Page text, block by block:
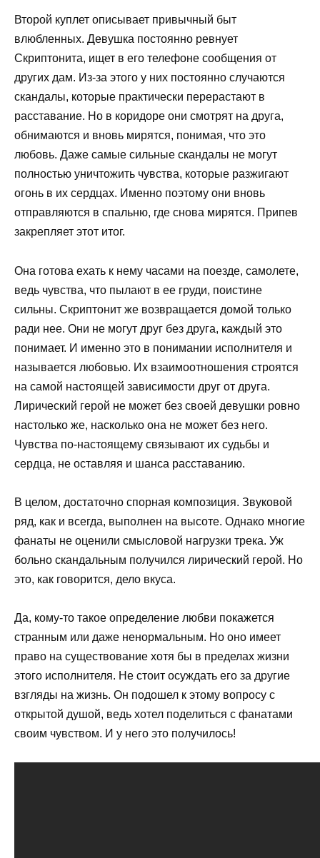
Второй куплет описывает привычный быт
влюбленных. Девушка постоянно ревнует
Скриптонита, ищет в его телефоне сообщения от
других дам. Из-за этого у них постоянно случаются
скандалы, которые практически перерастают в
расставание. Но в коридоре они смотрят на друга,
обнимаются и вновь мирятся, понимая, что это
любовь. Даже самые сильные скандалы не могут
полностью уничтожить чувства, которые разжигают
огонь в их сердцах. Именно поэтому они вновь
отправляются в спальню, где снова мирятся. Припев
закрепляет этот итог.
Она готова ехать к нему часами на поезде, самолете,
ведь чувства, что пылают в ее груди, поистине
сильны. Скриптонит же возвращается домой только
ради нее. Они не могут друг без друга, каждый это
понимает. И именно это в понимании исполнителя и
называется любовью. Их взаимоотношения строятся
на самой настоящей зависимости друг от друга.
Лирический герой не может без своей девушки ровно
настолько же, насколько она не может без него.
Чувства по-настоящему связывают их судьбы и
сердца, не оставляя и шанса расставанию.
В целом, достаточно спорная композиция. Звуковой
ряд, как и всегда, выполнен на высоте. Однако многие
фанаты не оценили смысловой нагрузки трека. Уж
больно скандальным получился лирический герой. Но
это, как говорится, дело вкуса.
Да, кому-то такое определение любви покажется
странным или даже ненормальным. Но оно имеет
право на существование хотя бы в пределах жизни
этого исполнителя. Не стоит осуждать его за другие
взгляды на жизнь. Он подошел к этому вопросу с
открытой душой, ведь хотел поделиться с фанатами
своим чувством. И у него это получилось!